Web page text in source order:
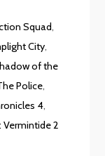
Squad,
City,
of the
Police,
4,
Vermintide 2